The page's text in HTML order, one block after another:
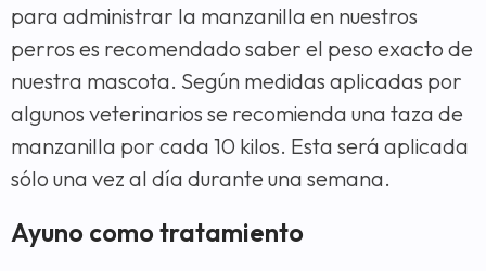
para administrar la manzanilla en nuestros
perros es recomendado saber el peso exacto de
nuestra mascota. Según medidas aplicadas por
algunos veterinarios se recomienda una taza de
manzanilla por cada 10 kilos. Esta será aplicada
sólo una vez al día durante una semana.
Ayuno como tratamiento